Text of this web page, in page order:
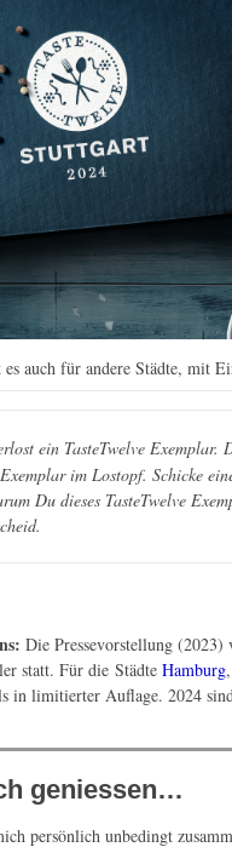
auch für andere Städte, mit
ein TasteTwelve Exemplar.
im Lostopf. Schicke
Du dieses TasteTwelve
Die Pressevorstellung
statt. Für die Städte Hamburg,
in limitierter Auflage. 2024
geniessen…
persönlich unbedingt